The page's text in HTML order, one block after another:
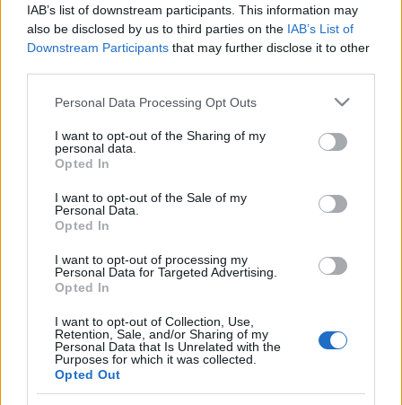
IAB’s list of downstream participants. This information may
also be disclosed by us to third parties on the IAB’s List of
Downstream Participants that may further disclose it to other
Please note that this website/app uses one or more Google
not limited to your visit or usage behaviour. You may click to
grant or deny consent to Google and its third-party tags to
use your data for below specified purposes in below Google
consent section.
Personal Data Processing Opt Outs
I want to opt-out of the Sharing of my
personal data.
Opted In
I want to opt-out of the Sale of my
Personal Data.
Opted In
I want to opt-out of processing my
Personal Data for Targeted Advertising.
Opted In
I want to opt-out of Collection, Use,
Retention, Sale, and/or Sharing of my
Personal Data that Is Unrelated with the
Purposes for which it was collected.
Opted Out
Rákóczi út, mi lesz veled?
fovarosi.blog.hu•2008. július 02.
Megújult a Rákóczi út 7. alatti épület. A házat
Ybl a Vámház építésekor vette magához segítségül.
Később az Operaház kivitelezésén is dolgozott,
körülvevő volt IBUSZ…
Magasház-vita Budapesten
fovarosi.blog.hu•2008. június 30.
Korábban már volt szó a ma is zajló vitáról:
épüljenek-e magasházak, felhőkarcolók
Budapesten? Ha nem, miért nem? Ha igen, hol és
milyenek? Először egy részlet egy Schneller Istvánnal,